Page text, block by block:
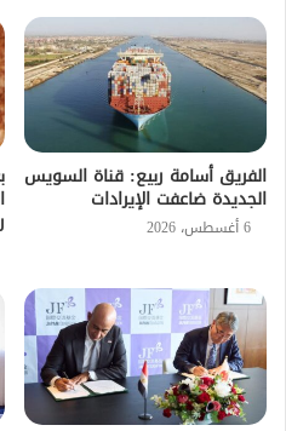
الفريق أسامة ربيع: قناة السويس
الجديدة ضاعفت الإيرادات
6 أغسطس، 2026